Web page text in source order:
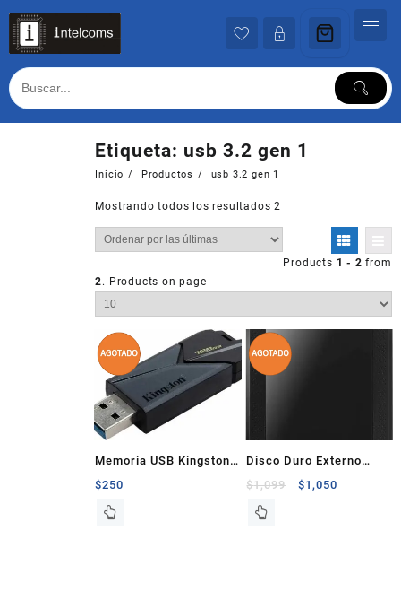
contenido
Etiqueta: usb 3.2 gen 1
Inicio Productos usb 3.2 gen 1
Mostrando todos los resultados 2
Products 1 - 2 from
2. Products on page
Memoria USB Kingston
128Gb 3.2 Gen 1 Negro
$250
Disco Duro Externo
Adata 1Tb Usb 3.2 Gen
1 Slim Negro
$1,099 $1,050